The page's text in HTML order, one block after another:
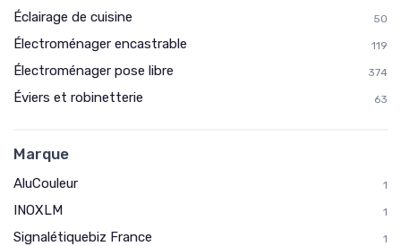
Éclairage de cuisine 50
Électroménager encastrable 119
Électroménager pose libre 374
Éviers et robinetterie 63
Marque
AluCouleur 1
INOXLM 1
Signalétiquebiz France 1